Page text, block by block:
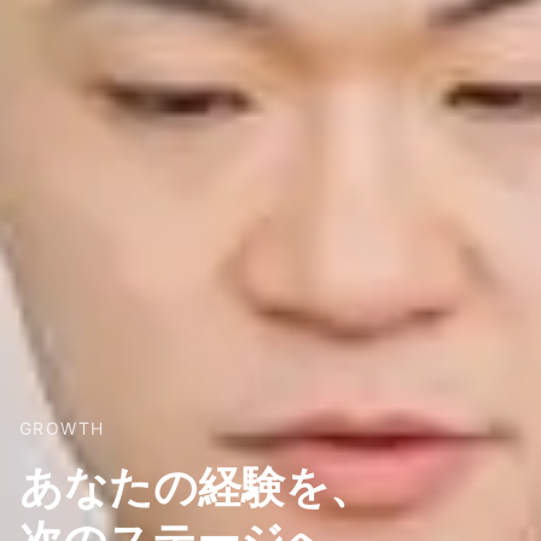
GROWTH
あなたの経験を、